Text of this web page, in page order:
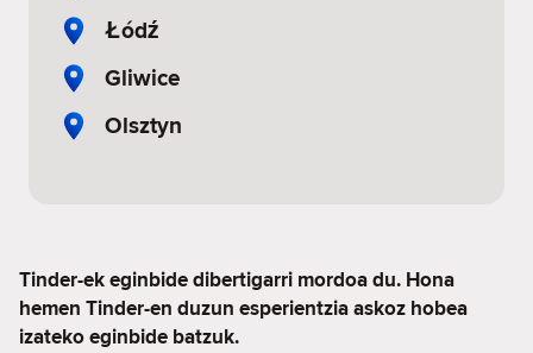
Łódź
Gliwice
Olsztyn
Tinder-ek eginbide dibertigarri mordoa du. Hona
hemen Tinder-en duzun esperientzia askoz hobea
izateko eginbide batzuk.